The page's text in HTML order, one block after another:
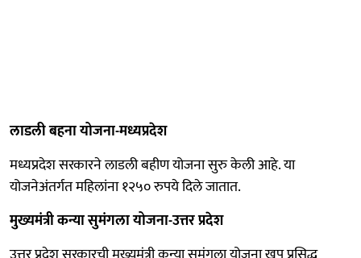
लाडली बहना योजना-मध्यप्रदेश
मध्यप्रदेश सरकारने लाडली बहीण योजना सुरु केली आहे. या
योजनेअंतर्गत महिलांना १२५० रुपये दिले जातात.
मुख्यमंत्री कन्या सुमंगला योजना-उत्तर प्रदेश